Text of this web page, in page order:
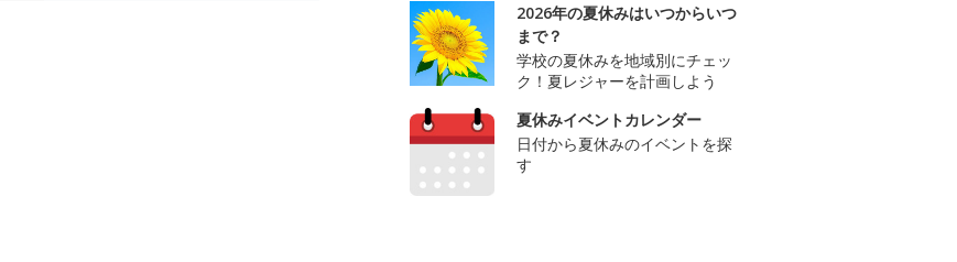
2026年の夏休みはいつからいつ
まで？
学校の夏休みを地域別にチェッ
ク！夏レジャーを計画しよう
夏休みイベントカレンダー
日付から夏休みのイベントを探
す